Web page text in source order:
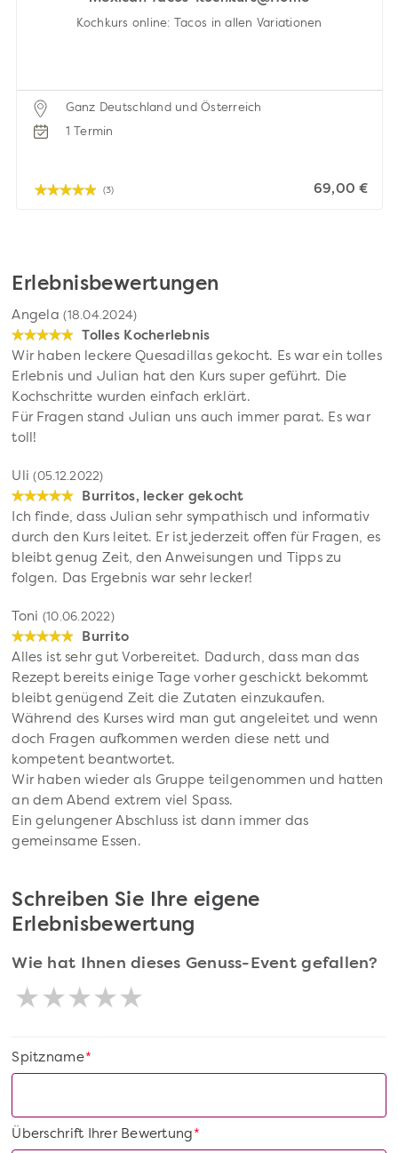
Kochkurs online: Tacos in allen Variationen
Ganz Deutschland und Österreich
1 Termin
(3) 69,00 €
Erlebnisbewertungen
Angela(18.04.2024)
Tolles Kocherlebnis
Wir haben leckere Quesadillas gekocht. Es war ein tolles
Erlebnis und Julian hat den Kurs super geführt. Die
Kochschritte wurden einfach erklärt.
Für Fragen stand Julian uns auch immer parat. Es war
toll!
Uli(05.12.2022)
Burritos, lecker gekocht
Ich finde, dass Julian sehr sympathisch und informativ
durch den Kurs leitet. Er ist jederzeit offen für Fragen, es
bleibt genug Zeit, den Anweisungen und Tipps zu
folgen. Das Ergebnis war sehr lecker!
Toni (10.06.2022)
Burrito
Alles ist sehr gut Vorbereitet. Dadurch, dass man das
Rezept bereits einige Tage vorher geschickt bekommt
bleibt genügend Zeit die Zutaten einzukaufen.
Während des Kurses wird man gut angeleitet und wenn
doch Fragen aufkommen werden diese nett und
kompetent beantwortet.
Wir haben wieder als Gruppe teilgenommen und hatten
an dem Abend extrem viel Spass.
Ein gelungener Abschluss ist dann immer das
gemeinsame Essen.
Schreiben Sie Ihre eigene
Erlebnisbewertung
Wie hat Ihnen dieses Genuss-Event gefallen?
*
Spitzname
*
Überschrift Ihrer Bewertung